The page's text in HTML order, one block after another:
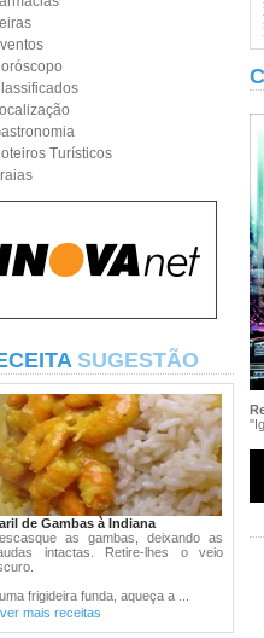
Turísticos
SUGESTÃO
de Gambas à Indiana
as gambas, deixando as
intactas. Retire-lhes o veio
frigideira funda, aqueça a ...
mais receitas